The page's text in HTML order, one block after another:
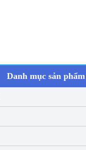
Danh mục sản phẩm